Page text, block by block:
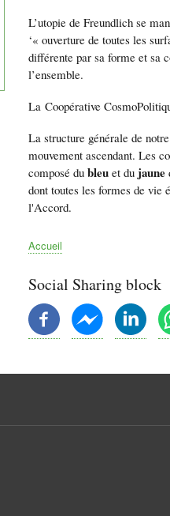
L’utopie de Freundlich se
‘« ouverture de toutes les
différente par sa forme et sa
l’ensemble.
La Coopérative
La structure générale de notre
mouvement ascendant. Les
composé du bleuet du jaune
dont toutes les formes de vie
l'Accord.
d'Ariane
Accueil
Social Sharing block